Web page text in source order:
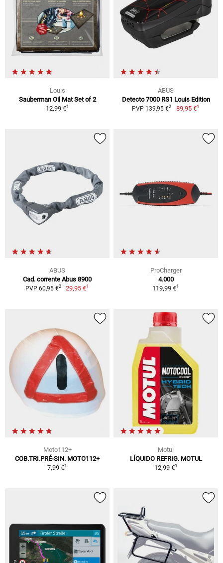
Louis
Sauberman Oil Mat Set of 2
12,99 €1
ABUS
Detecto 7000 RS1 Louis Edition
PVP 139,95 €2 89,95 €1
ABUS
Cad. corrente Abus 8900
PVP 60,95 €2 29,95 €1
ProCharger
4.000
119,99 €1
Moto112+
COB.TRI.PRÉ-SIN. MOTO112+
7,99 €1
Motul
LÍQUIDO REFRIG. MOTUL
12,99 €1